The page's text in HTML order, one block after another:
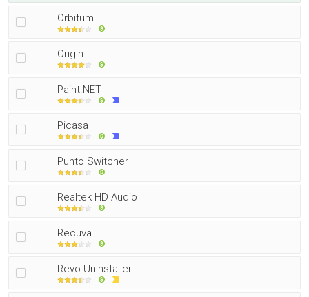
Orbitum
Origin
Paint.NET
Picasa
Punto Switcher
Realtek HD Audio
Recuva
Revo Uninstaller